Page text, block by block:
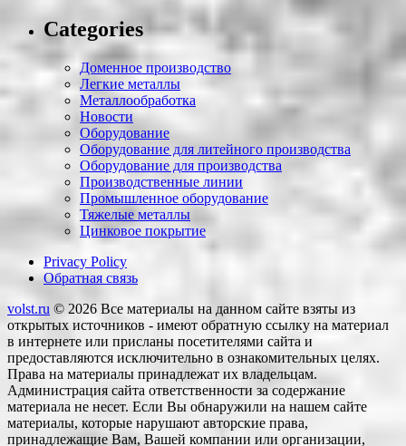
Categories
Доменное производство
Легкие металлы
Металлообработка
Новости
Оборудование
Оборудование для литейного производства
Оборудование для производства
Производственные линии
Промышленное оборудование
Тяжелые металлы
Цинковое покрытие
Privacy Policy
Обратная связь
volst.ru © 2026 Все материалы на данном сайте взяты из
открытых источников - имеют обратную ссылку на материал
в интернете или присланы посетителями сайта и
предоставляются исключительно в ознакомительных целях.
Права на материалы принадлежат их владельцам.
Администрация сайта ответственности за содержание
материала не несет. Если Вы обнаружили на нашем сайте
материалы, которые нарушают авторские права,
принадлежащие Вам, Вашей компании или организации,